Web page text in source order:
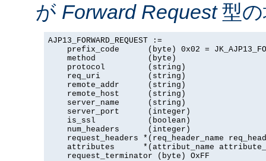
が Forward Request型の
AJP13_FORWARD_REQUEST :=
prefix_code      (byte) 0x02 =
    method           (byte)
    protocol         (string)
    req_uri          (string)
    remote_addr      (string)
    remote_host      (string)
    server_name      (string)
    server_port      (integer)
    is_ssl           (boolean)
    num_headers      (integer)
request_headers *(req_header_name
attributes      *(attribut_name
    request_terminator (byte) OxFF